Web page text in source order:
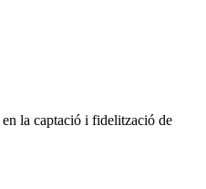
la captació i fidelització de